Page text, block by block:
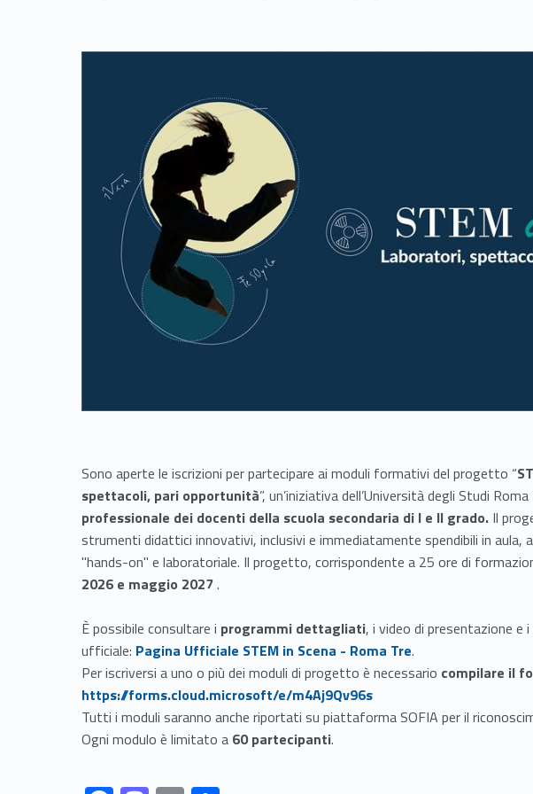
Link identifier archive #link-archive-thumb-soap-65961
Sono aperte le iscrizioni per partecipare ai moduli formativi del progetto “
spettacoli, pari opportunità”, un’iniziativa dell’Università degli Studi
professionale dei docenti della scuola secondaria di I e II grado. Il
strumenti didattici innovativi, inclusivi e immediatamente spendibili in aula,
"hands-on" e laboratoriale. Il progetto, corrispondente a 25 ore di
2026 e maggio 2027.
È possibile consultare i programmi dettagliati, i video di presentazione e i
ufficiale: Link identifier #identifier__192627-1
Pagina Ufficiale STEM in Scena - Roma Tre.
Per iscriversi a uno o più dei moduli di progetto è necessario compilare il
https://forms.cloud.microsoft/e/m4Aj9Qv96s
Tutti i moduli saranno anche riportati su piattaforma SOFIA per il
Ogni modulo è limitato a 60 partecipanti.